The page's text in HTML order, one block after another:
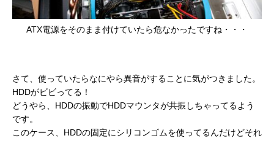
ATX電源をそのまま付けていたら危なかったですね・・・
さて、使っていたらなにやら異音がすることに気がつきました。
HDDがビビってる！
どうやら、HDDの振動でHDDマウンタが共振しちゃってるよう
です。
このケース、HDDの固定にシリコンゴムを使ってるんだけどそれ